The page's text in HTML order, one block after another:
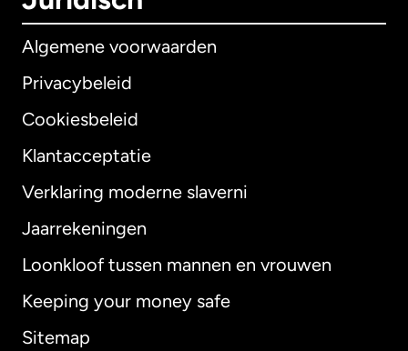
Algemene voorwaarden
Privacybeleid
Cookiesbeleid
Klantacceptatie
Verklaring moderne slaverni
Jaarrekeningen
Loonkloof tussen mannen en vrouwen
Keeping your money safe
Sitemap
Internationaal English
Australië